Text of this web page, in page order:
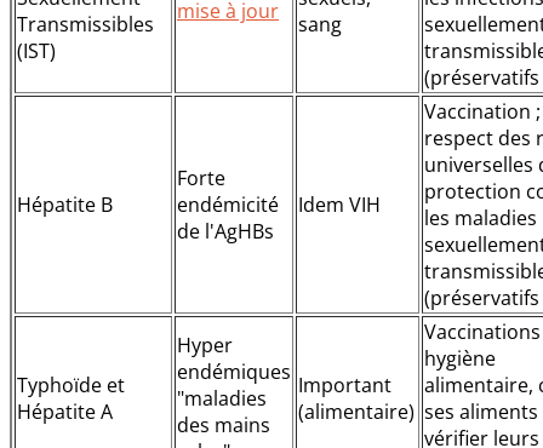
Transmissibles
(IST)
mise à jour
sang
(préservatifs
Hépatite B
Forte
endémicité
de l'AgHBs
Idem VIH
Vaccination ;
respect des
universelles
protection
les maladies
(préservatifs
Typhoïde et
Hépatite A
Hyper
endémiques
"maladies
des mains
Important
(alimentaire)
hygiène
alimentaire,
ses
vérifier leurs